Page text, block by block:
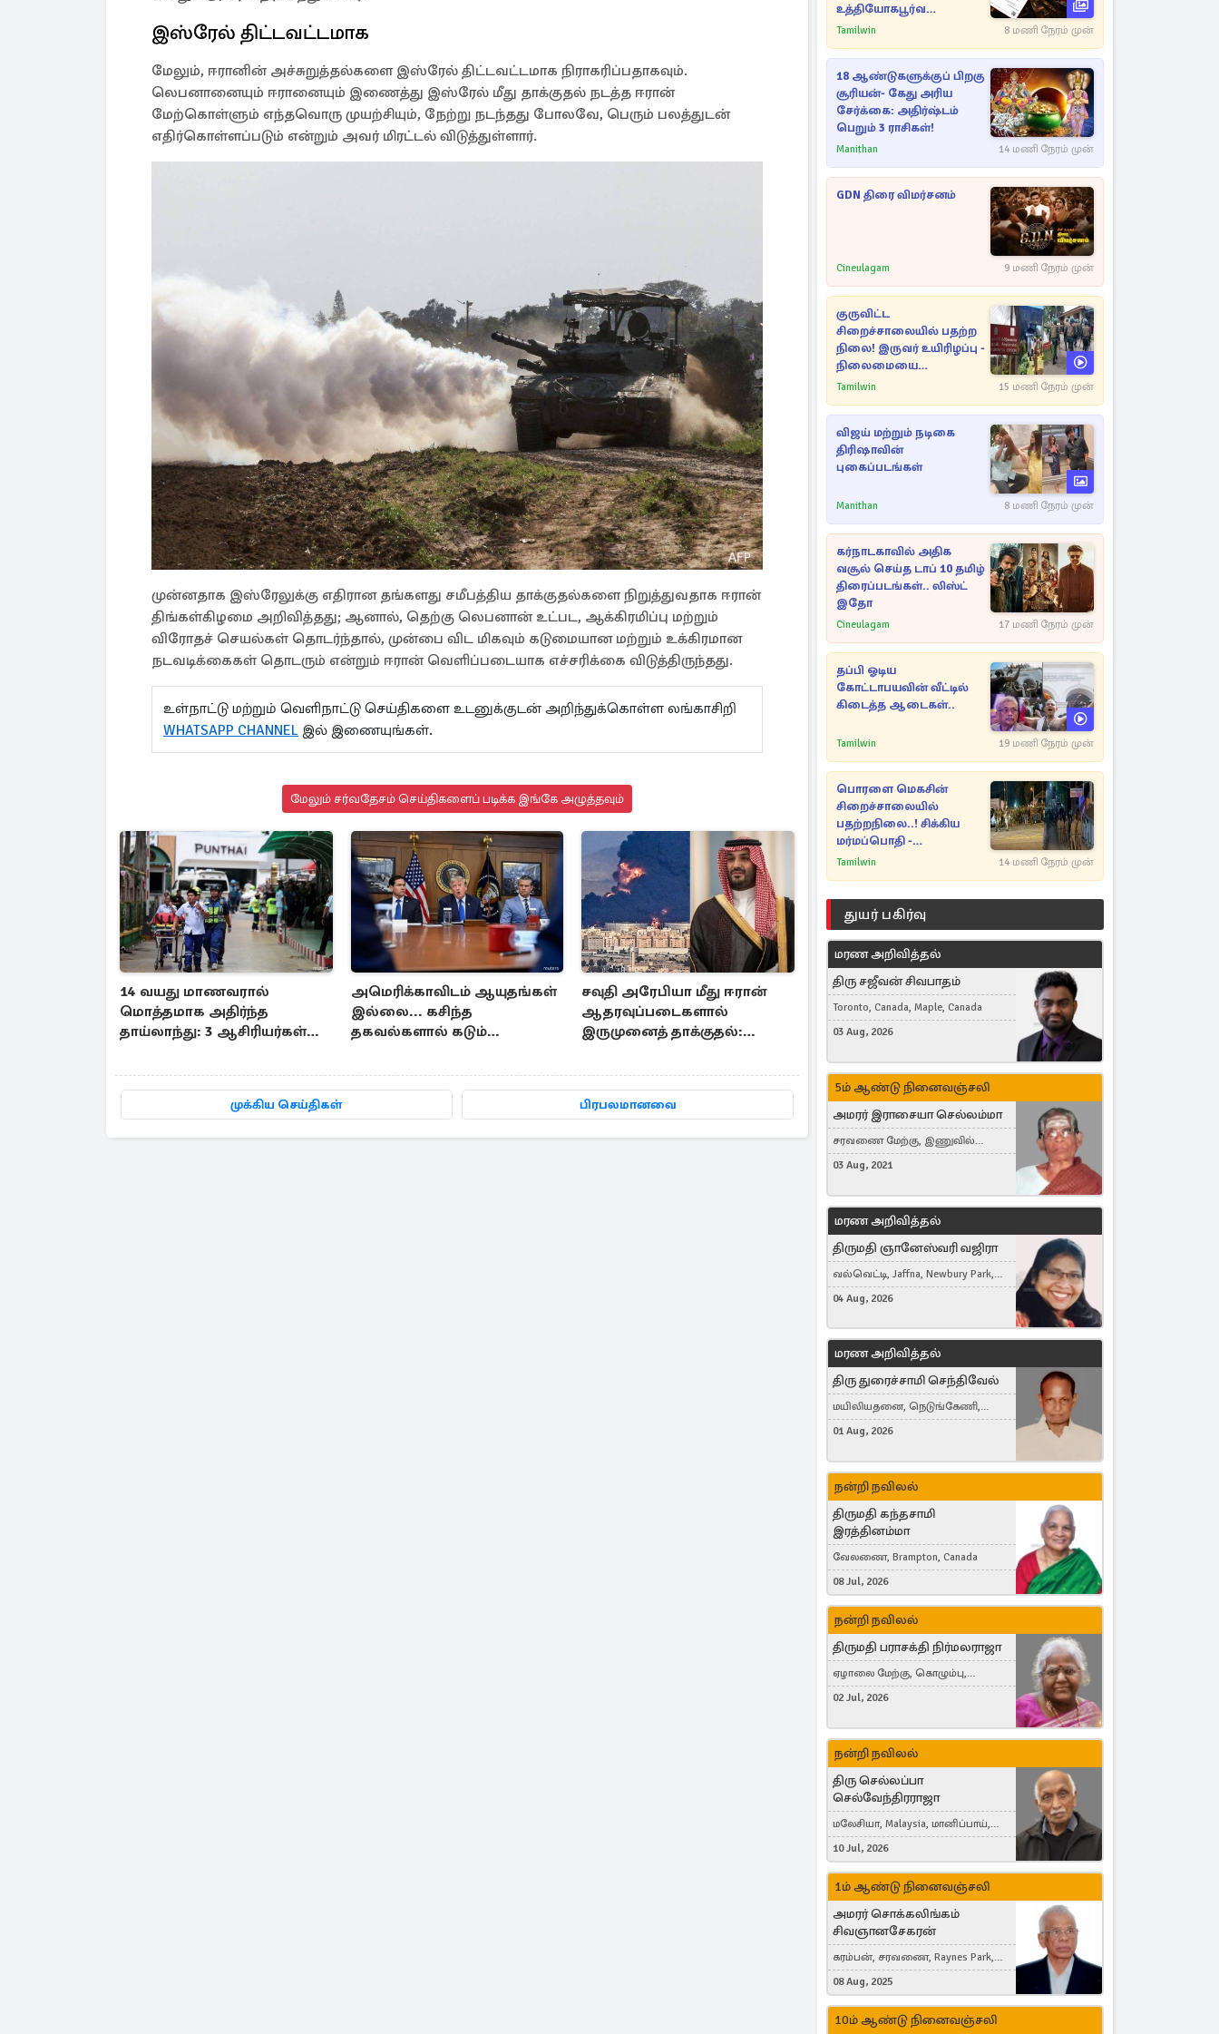
இஸ்ரேல் திட்டவட்டமாக
மேலும், ஈரானின் அச்சுறுத்தல்களை இஸ்ரேல் திட்டவட்டமாக நிராகரிப்பதாகவும்.
லெபனானையும் ஈரானையும் இணைத்து இஸ்ரேல் மீது தாக்குதல் நடத்த ஈரான்
மேற்கொள்ளும் எந்தவொரு முயற்சியும், நேற்று நடந்தது போலவே, பெரும் பலத்துடன்
எதிர்கொள்ளப்படும் என்றும் அவர் மிரட்டல் விடுத்துள்ளார்.
முன்னதாக இஸ்ரேலுக்கு எதிரான தங்களது சமீபத்திய தாக்குதல்களை நிறுத்துவதாக ஈரான்
திங்கள்கிழமை அறிவித்தது; ஆனால், தெற்கு லெபனான் உட்பட, ஆக்கிரமிப்பு மற்றும்
விரோதச் செயல்கள் தொடர்ந்தால், முன்பை விட மிகவும் கடுமையான மற்றும் உக்கிரமான
நடவடிக்கைகள் தொடரும் என்றும் ஈரான் வெளிப்படையாக எச்சரிக்கை விடுத்திருந்தது.
உள்நாட்டு மற்றும் வெளிநாட்டு செய்திகளை உடனுக்குடன் அறிந்துக்கொள்ள லங்காசிறி
WHATSAPP CHANNEL இல் இணையுங்கள்.
மேலும் சர்வதேசம் செய்திகளைப் படிக்க இங்கே அழுத்தவும்
14 வயது மாணவரால்
மொத்தமாக அதிர்ந்த
தாய்லாந்து: 3 ஆசிரியர்கள்
அமெரிக்காவிடம் ஆயுதங்கள்
இல்லை... கசிந்த
தகவல்களால் கடும்
சவுதி அரேபியா மீது ஈரான்
ஆதரவுப்படைகளால்
இருமுனைத் தாக்குதல்:
முக்கிய செய்திகள் பிரபலமானவை
உத்தியோகபூர்வ
அறிவிப்பு!
Tamilwin 8 மணி நேரம் முன்
18 ஆண்டுகளுக்குப் பிறகு
சூரியன்- கேது அரிய
சேர்க்கை: அதிர்ஷ்டம்
பெறும் 3 ராசிகள்!
Manithan 14 மணி நேரம் முன்
GDN திரை விமர்சனம்
Cineulagam 9 மணி நேரம் முன்
குருவிட்ட
சிறைச்சாலையில் பதற்ற
நிலை! இருவர் உயிரிழப்பு -
நிலைமையை
கட்டுப்படுத்த பொலிஸார்
Tamilwin 15 மணி நேரம் முன்
விஜய் மற்றும் நடிகை
திரிஷாவின்
புகைப்படங்கள்
Manithan 8 மணி நேரம் முன்
கர்நாடகாவில் அதிக
வசூல் செய்த டாப் 10 தமிழ்
திரைப்படங்கள்.. லிஸ்ட்
இதோ
Cineulagam 17 மணி நேரம் முன்
தப்பி ஓடிய
கோட்டாபயவின் வீட்டில்
கிடைத்த ஆடைகள்..
Tamilwin 19 மணி நேரம் முன்
பொரளை மெகசின்
சிறைச்சாலையில்
பதற்றநிலை..! சிக்கிய
மர்மப்பொதி -
பின்னணியில் வெளியான
Tamilwin 14 மணி நேரம் முன்
துயர் பகிர்வு
மரண அறிவித்தல்
திரு சஜீவன் சிவபாதம்
Toronto, Canada, Maple, Canada
03 Aug, 2026
5ம் ஆண்டு நினைவஞ்சலி
அமரர் இராசையா செல்லம்மா
சரவணை மேற்கு, இணுவில்
கிழக்கு
03 Aug, 2021
மரண அறிவித்தல்
திருமதி ஞானேஸ்வரி வஜிரா
வல்வெட்டி, Jaffna, Newbury Park,
United Kingdom
04 Aug, 2026
மரண அறிவித்தல்
திரு துரைச்சாமி செந்திவேல்
மயிலியதனை, நெடுங்கேணி,
கம்பர்மலை
01 Aug, 2026
நன்றி நவிலல்
திருமதி கந்தசாமி
இரத்தினம்மா
வேலணை, Brampton, Canada
08 Jul, 2026
நன்றி நவிலல்
திருமதி பராசக்தி நிர்மலராஜா
ஏழாலை மேற்கு, கொழும்பு,
தங்காலை, London, United Kingdom
02 Jul, 2026
நன்றி நவிலல்
திரு செல்லப்பா
செல்வேந்திரராஜா
மலேசியா, Malaysia, மானிப்பாய்,
Duisburg, Germany, London, United
Kingdom
10 Jul, 2026
1ம் ஆண்டு நினைவஞ்சலி
அமரர் சொக்கலிங்கம்
சிவஞானசேகரன்
கரம்பன், சரவணை, Raynes Park,
London, United Kingdom
08 Aug, 2025
10ம் ஆண்டு நினைவஞ்சலி